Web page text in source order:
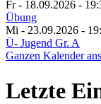
Fr - 18.09.2026 -
Übung
Mi - 23.09.2026 -
Ü- Jugend Gr. A
Ganzen Kalender
Letzte